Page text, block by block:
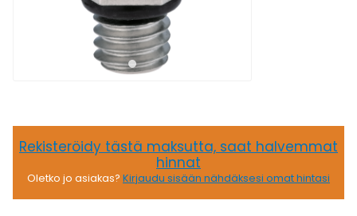
Rekisteröidy tästä maksutta, saat halvemmat
hinnat
Oletko jo asiakas? Kirjaudu sisään nähdäksesi omat hintasi